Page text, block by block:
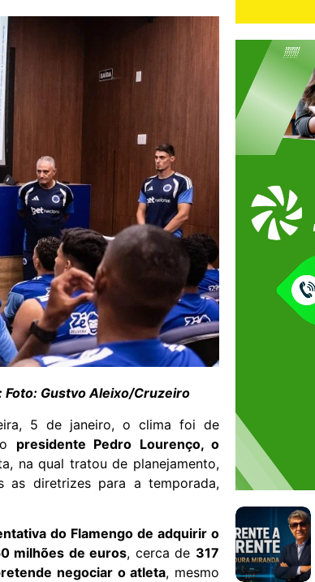
Gustvo Aleixo/Cruzeiro
5 de janeiro, o clima foi de
presidente Pedro Lourenço, o
na qual tratou de planejamento,
as diretrizes para a temporada,
do Flamengo de adquirir o
milhões de euros, cerca de 317
negociar o atleta, mesmo